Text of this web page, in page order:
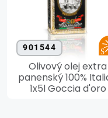
901544
Olivový olej extra
panenský 100%
1x5l Goccia d'oro